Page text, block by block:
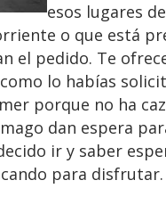
esos lugares
o que está
el pedido. Te
lo habías
porque no ha
dan espera
ir y saber
para disfrutar.